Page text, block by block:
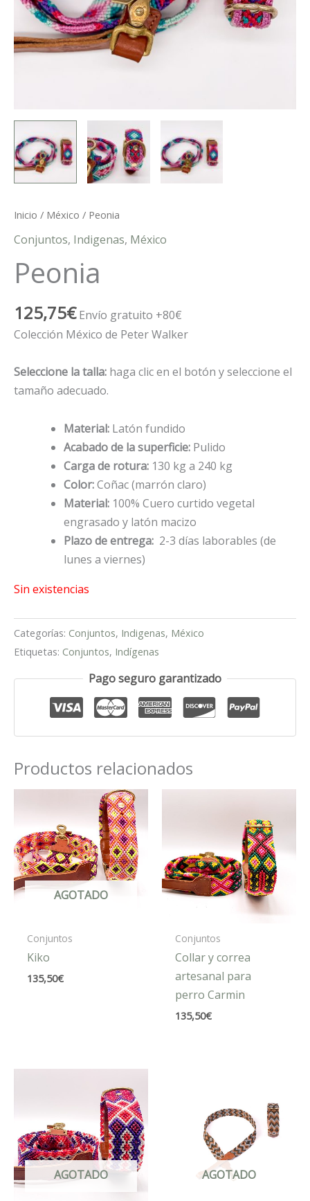
Inicio / México / Peonia
Conjuntos, Indigenas, México
Peonia
125,75€ Envío gratuito +80€
Colección México de Peter Walker
Seleccione la talla: haga clic en el botón y seleccione el
tamaño adecuado.
Material: Latón fundido
Acabado de la superficie: Pulido
Carga de rotura: 130 kg a 240 kg
Color:Coñac (marrón claro)
Material: 100% Cuero curtido vegetal
engrasado y latón macizo
Plazo de entrega: 2-3 días laborables (de
lunes a viernes)
Sin existencias
Categorías: Conjuntos, Indigenas, México
Etiquetas: Conjuntos, Indígenas
Pago seguro garantizado
Productos relacionados
AGOTADO
Conjuntos
Kiko
135,50€
Conjuntos
Collar y correa
artesanal para
perro Carmin
135,50€
AGOTADO AGOTADO